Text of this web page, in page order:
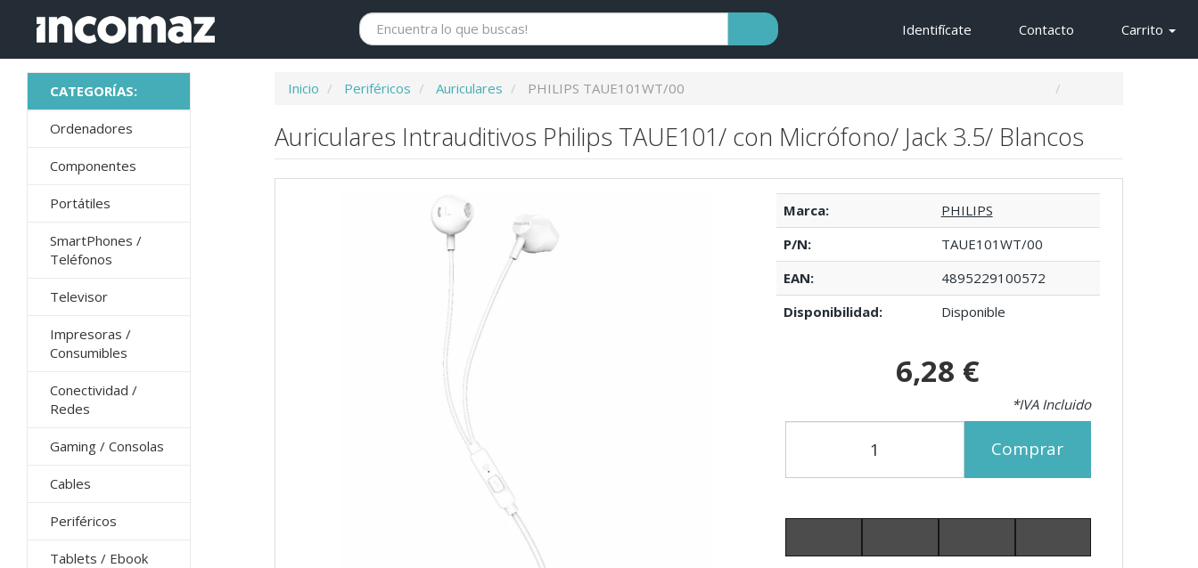
Identifícate Contacto Carrito
Ordenadores
Componentes
Portátiles
SmartPhones /
Teléfonos
Televisor
Impresoras /
Consumibles
Conectividad /
Redes
Gaming / Consolas
Cables
Periféricos
Tablets / Ebook
Inicio Periféricos Auriculares PHILIPS TAUE101WT/00
Auriculares Intrauditivos Philips TAUE101/ con Micrófono/ Jack 3.5/ Blancos
Marca:
PHILIPS
P/N:
TAUE101WT/00
EAN:
4895229100572
Disponibilidad:
Disponible
6,28 €
*IVA Incluido
Comprar